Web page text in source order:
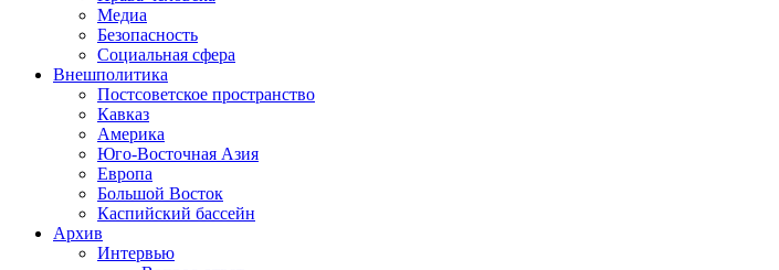
Медиа
Безопасность
Социальная сфера
Внешполитика
Постсоветское пространство
Кавказ
Америка
Юго-Восточная Азия
Европа
Большой Восток
Каспийский бассейн
Архив
Интервью